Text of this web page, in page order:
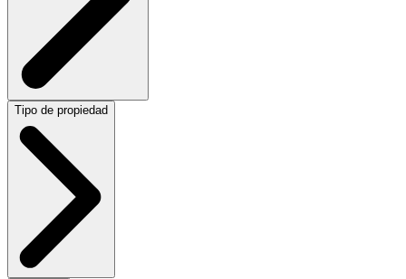
Tipo de propiedad